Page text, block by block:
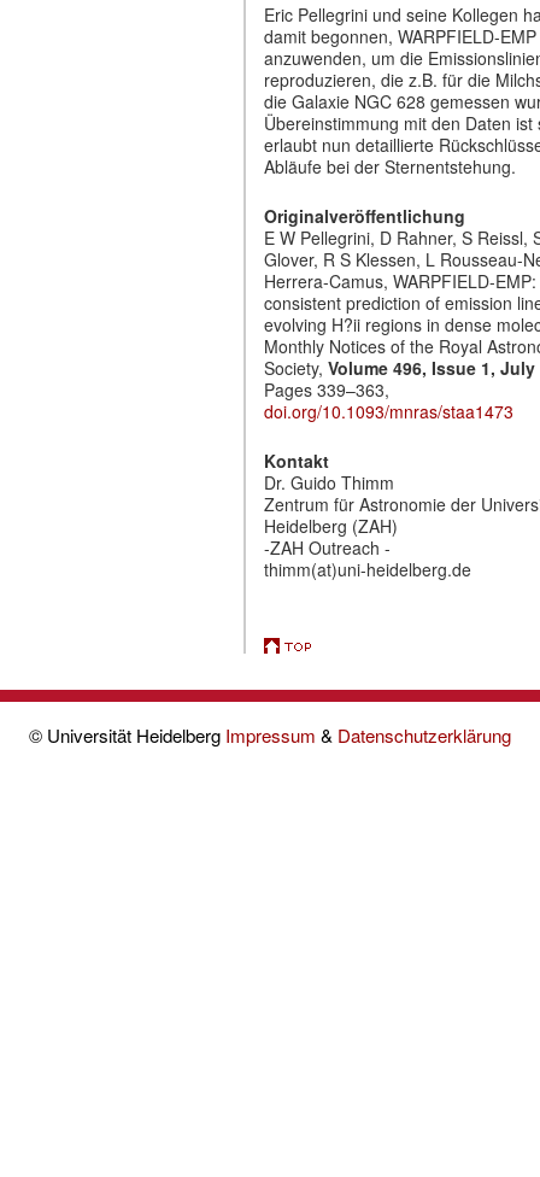
Eric Pellegrini und seine Kollegen
damit begonnen, WARPFIELD-EMP
anzuwenden, um die
reproduzieren, die z.B. für die
die Galaxie NGC 628 gemessen
Übereinstimmung mit den Daten ist
erlaubt nun detaillierte
Abläufe bei der Sternentstehung.
Originalveröffentlichung
E W Pellegrini, D Rahner, S Reissl,
Glover, R S Klessen, L Rousseau-
Herrera-Camus, WARPFIELD-
consistent prediction of emission
evolving H?ii regions in dense
Monthly Notices of the Royal
Society, Volume 496, Issue 1, July
Pages 339–363,
doi.org/10.1093/mnras/staa1473
Kontakt
Dr. Guido Thimm
Zentrum für Astronomie der
Heidelberg (ZAH)
-ZAH Outreach -
thimm(at)uni-heidelberg.de
© Universität Heidelberg Impressum & Datenschutzerklärung